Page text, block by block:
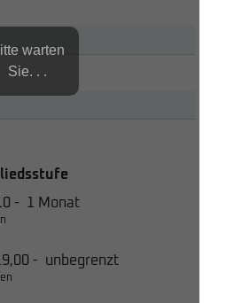
- 1 Monat
- unbegrenzt
warten
Sie. . .